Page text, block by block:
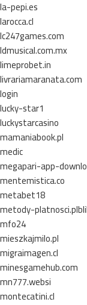
la-pepi.es
larocca.cl
lc247games.com
ldmusical.com.mx
limeprobet.in
livrariamaranata.com
login
lucky-star1
luckystarcasino
mamaniabook.pl
medic
megapari-app-
mentemistica.co
metabet18
metody-
mfo24
mieszkajmilo.pl
migraimagen.cl
minesgamehub.com
mn777.websi
montecatini.cl